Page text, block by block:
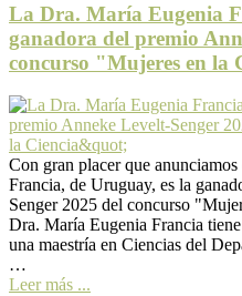
La Dra. María Eugenia
ganadora del premio
concurso "Mujeres en la
Con gran placer que
Francia, de Uruguay, es la
Senger 2025 del concurso
Dra. María Eugenia Francia
una maestría en Ciencias del
…
Leer más ...